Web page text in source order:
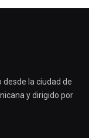
desde la ciudad de
y dirigido por